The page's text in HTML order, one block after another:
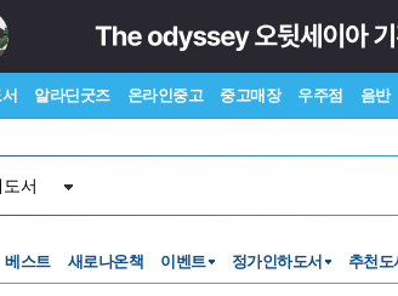
알라딘굿즈 온라인중고 중고매장 우주점 음반
서
베스트 새로나온책 이벤트 정가인하도서 추천도